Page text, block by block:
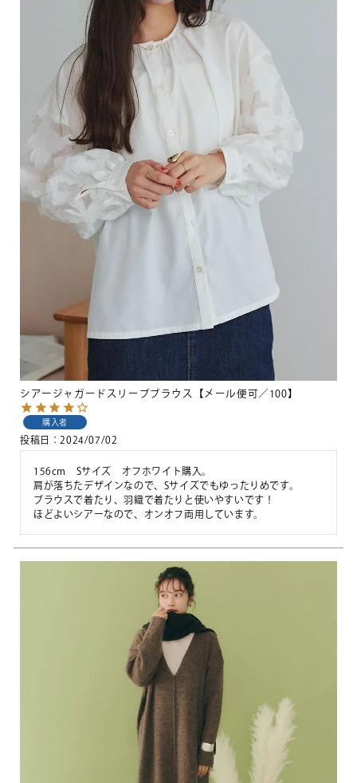
シアージャガードスリーブブラウス【メール便可／100】
購入者
投稿日 2024/07/02
156cm　Sサイズ　オフホワイト購入。
肩が落ちたデザインなので、Sサイズでもゆったりめです。
ブラウスで着たり、羽織で着たりと使いやすいです！
ほどよいシアーなので、オンオフ両用しています。